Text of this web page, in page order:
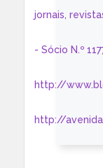
jornais,
- Sócio N.º
http://
http://